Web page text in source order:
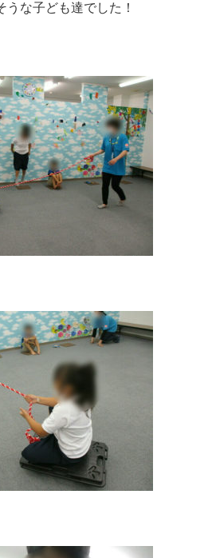
うな子ども達でした！